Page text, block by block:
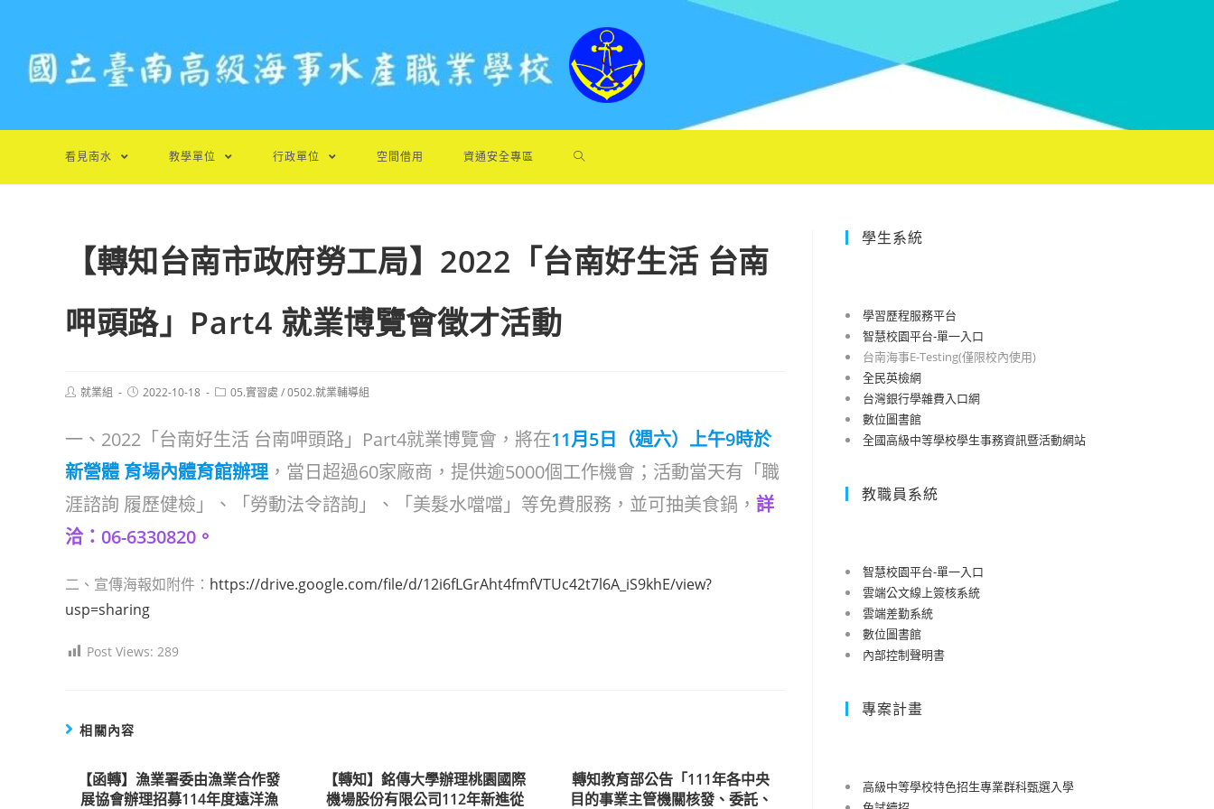
看見南水 教學單位 行政單位 空間借用 資通安全專區
【轉知台南市政府勞工局】2022「台南好生活 台南
呷頭路」Part4 就業博覽會徵才活動
Post就業組
Post2022-10-18
Post05.實習處 /0502.就業輔導組
一、2022「台南好生活 台南呷頭路」Part4就業博覽會，將在11月5日（週六）上午9時於
新營體 育場內體育館辦理，當日超過60家廠商，提供逾5000個工作機會；活動當天有「職
涯諮詢 履歷健檢」、「勞動法令諮詢」、「美髮水噹噹」等免費服務，並可抽美食鍋， 詳
洽：06-6330820。
二、宣傳海報如附件： https://drive.google.com/file/d/12i6fLGrAht4fmfVTUc42t7l6A_iS9khE/view?
usp=sharing
Post Views: 289
相關內容
【函轉】漁業署委由漁業合作發
展協會辦理招募114年度遠洋漁
【轉知】銘傳大學辦理桃園國際
機場股份有限公司112年新進從
轉知教育部公告「111年各中央
目的事業主管機關核發、委託、
學生系統
學習歷程服務平台
智慧校園平台-單一入口
台南海事E-Testing(僅限校內使用)
全民英檢網
台灣銀行學雜費入口網
數位圖書館
全國高級中等學校學生事務資訊暨活動網站
教職員系統
智慧校園平台-單一入口
雲端公文線上簽核系統
雲端差勤系統
數位圖書館
內部控制聲明書
專案計畫
高級中等學校特色招生專業群科甄選入學